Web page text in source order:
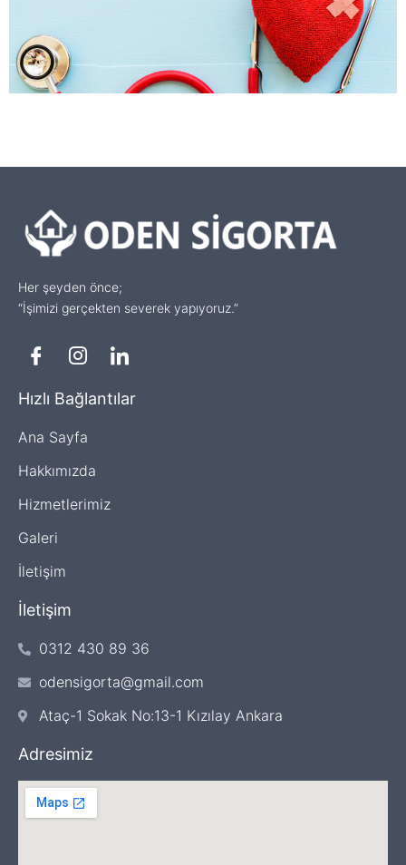
Her şeyden önce;
“İşimizi gerçekten severek yapıyoruz.”
Hızlı Bağlantılar
Ana Sayfa
Hakkımızda
Hizmetlerimiz
Galeri
İletişim
İletişim
0312 430 89 36
odensigorta@gmail.com
Ataç-1 Sokak No:13-1 Kızılay Ankara
Adresimiz